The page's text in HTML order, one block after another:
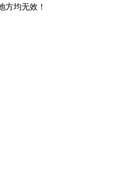
方均无效！